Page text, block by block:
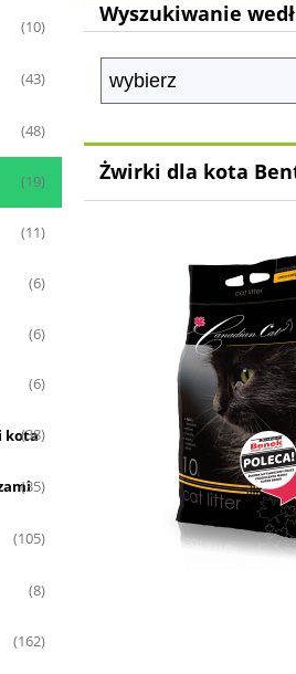
(10)
(43)
(48)
(19)
(11)
(6)
(6)
(6)
kota
(38)
(35)
(105)
(8)
(162)
Wyszukiwanie
Żwirki dla kota